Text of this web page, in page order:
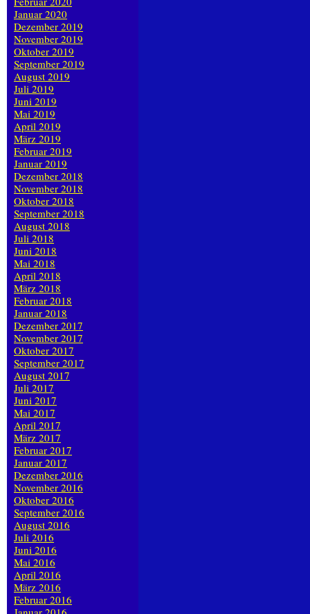
Januar 2020
Dezember 2019
November 2019
Oktober 2019
September 2019
August 2019
Juli 2019
Juni 2019
Mai 2019
April 2019
März 2019
Februar 2019
Januar 2019
Dezember 2018
November 2018
Oktober 2018
September 2018
August 2018
Juli 2018
Juni 2018
Mai 2018
April 2018
März 2018
Februar 2018
Januar 2018
Dezember 2017
November 2017
Oktober 2017
September 2017
August 2017
Juli 2017
Juni 2017
Mai 2017
April 2017
März 2017
Februar 2017
Januar 2017
Dezember 2016
November 2016
Oktober 2016
September 2016
August 2016
Juli 2016
Juni 2016
Mai 2016
April 2016
März 2016
Februar 2016